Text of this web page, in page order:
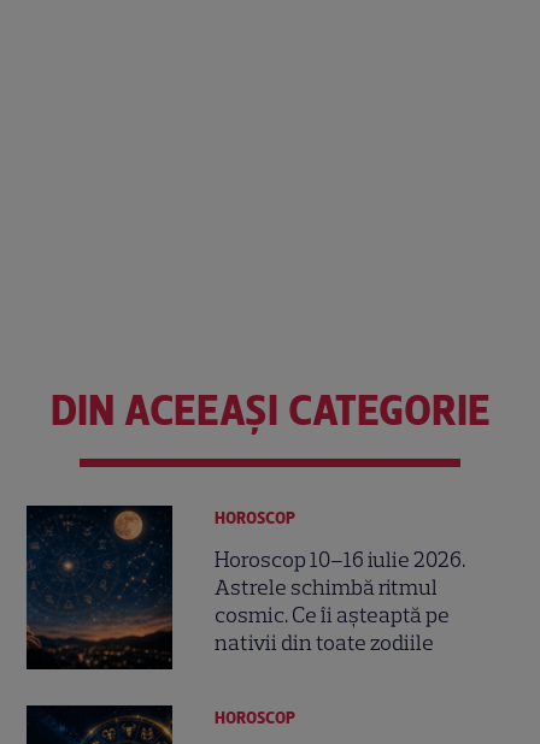
DIN ACEEAȘI CATEGORIE
HOROSCOP
Horoscop 10–16 iulie 2026.
Astrele schimbă ritmul
cosmic. Ce îi așteaptă pe
nativii din toate zodiile
HOROSCOP